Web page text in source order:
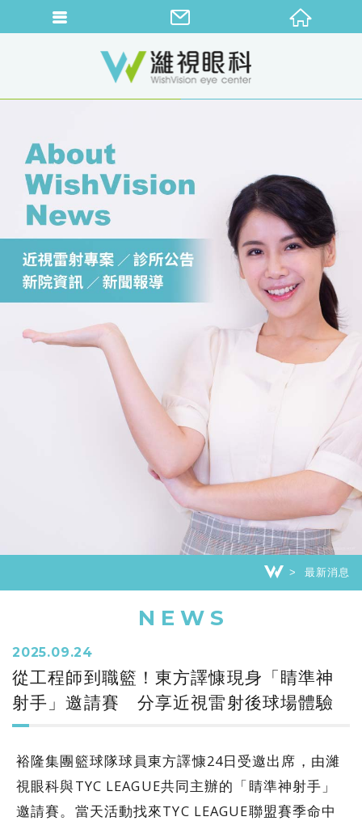
最新消息
NEWS
2025.09.24
從工程師到職籃！東方譯慷現身「睛準神
射手」邀請賽 分享近視雷射後球場體驗
裕隆集團籃球隊球員東方譯慷24日受邀出席，由濰
視眼科與TYC LEAGUE共同主辦的「睛準神射手」
邀請賽。當天活動找來TYC LEAGUE聯盟賽季命中